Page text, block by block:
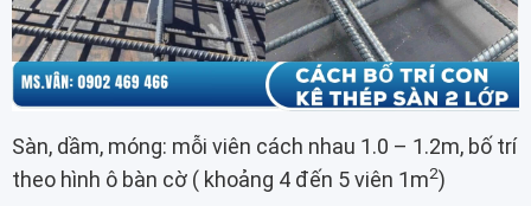
Sàn, dầm, móng: mỗi viên cách nhau 1.0 – 1.2m, bố trí
theo hình ô bàn cờ ( khoảng 4 đến 5 viên 1m2)